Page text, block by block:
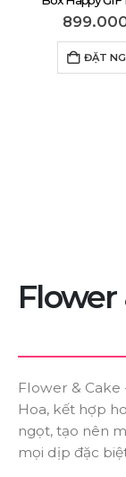
ĐẶT
Flower
Flower & Cake
Hoa, kết hợp
ngọt, tạo nên
mọi dịp đặc